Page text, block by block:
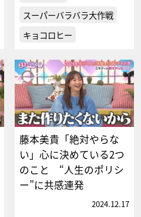
スーパーバラバラ大作戦
キョコロヒー
藤本美貴「絶対やらな
い」心に決めている2つ
のこと “人生のポリシ
ー”に共感連発
2024.12.17